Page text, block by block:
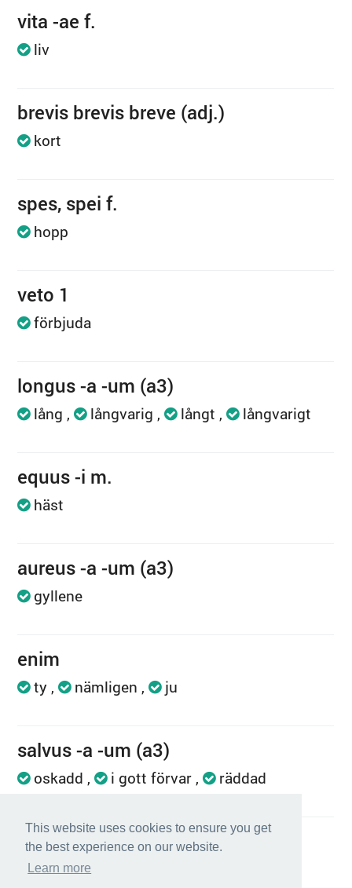
This website uses cookies to ensure you get
the best experience on our website.
Learn more
vita -ae f.
liv
brevis brevis breve (adj.)
kort
spes, spei f.
hopp
veto 1
förbjuda
longus -a -um (a3)
lång långvarig långt långvarigt
equus -i m.
häst
aureus -a -um (a3)
gyllene
enim
ty nämligen ju
salvus -a -um (a3)
oskadd i gott förvar räddad
dum (konjunktion)
medan